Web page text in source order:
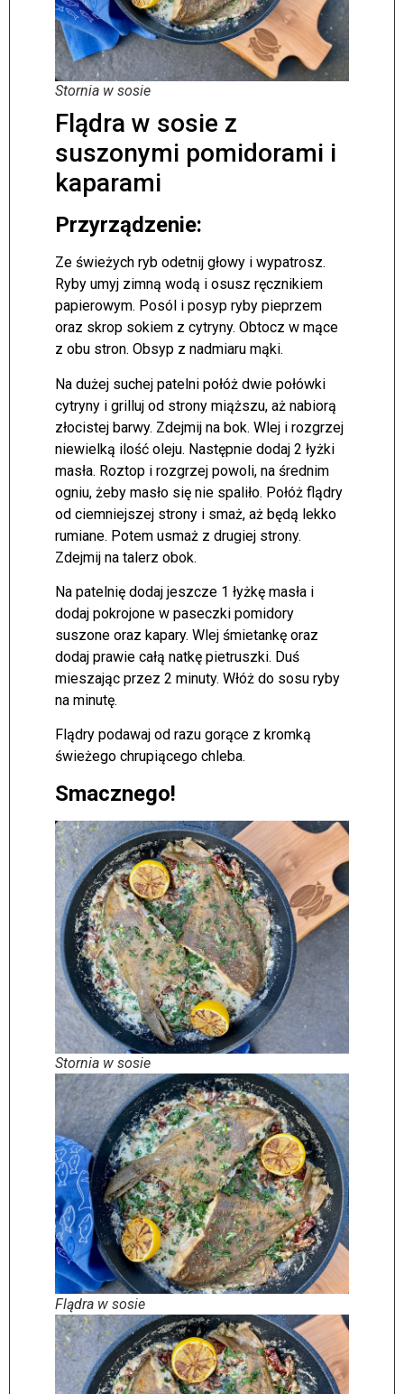
Stornia w sosie
Flądra w sosie z
suszonymi pomidorami i
kaparami
Przyrządzenie:
Ze świeżych ryb odetnij głowy i wypatrosz.
Ryby umyj zimną wodą i osusz ręcznikiem
papierowym. Posól i posyp ryby pieprzem
oraz skrop sokiem z cytryny. Obtocz w mące
z obu stron. Obsyp z nadmiaru mąki.
Na dużej suchej patelni połóż dwie połówki
cytryny i grilluj od strony miąższu, aż nabiorą
złocistej barwy. Zdejmij na bok. Wlej i rozgrzej
niewielką ilość oleju. Następnie dodaj 2 łyżki
masła. Roztop i rozgrzej powoli, na średnim
ogniu, żeby masło się nie spaliło. Połóż flądry
od ciemniejszej strony i smaż, aż będą lekko
rumiane. Potem usmaż z drugiej strony.
Zdejmij na talerz obok.
Na patelnię dodaj jeszcze 1 łyżkę masła i
dodaj pokrojone w paseczki pomidory
suszone oraz kapary. Wlej śmietankę oraz
dodaj prawie całą natkę pietruszki. Duś
mieszając przez 2 minuty. Włóż do sosu ryby
na minutę.
Flądry podawaj od razu gorące z kromką
świeżego chrupiącego chleba.
Smacznego!
Stornia w sosie
Flądra w sosie